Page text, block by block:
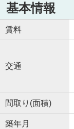
基本情報
賃料
交通
間取り(面積)
築年月